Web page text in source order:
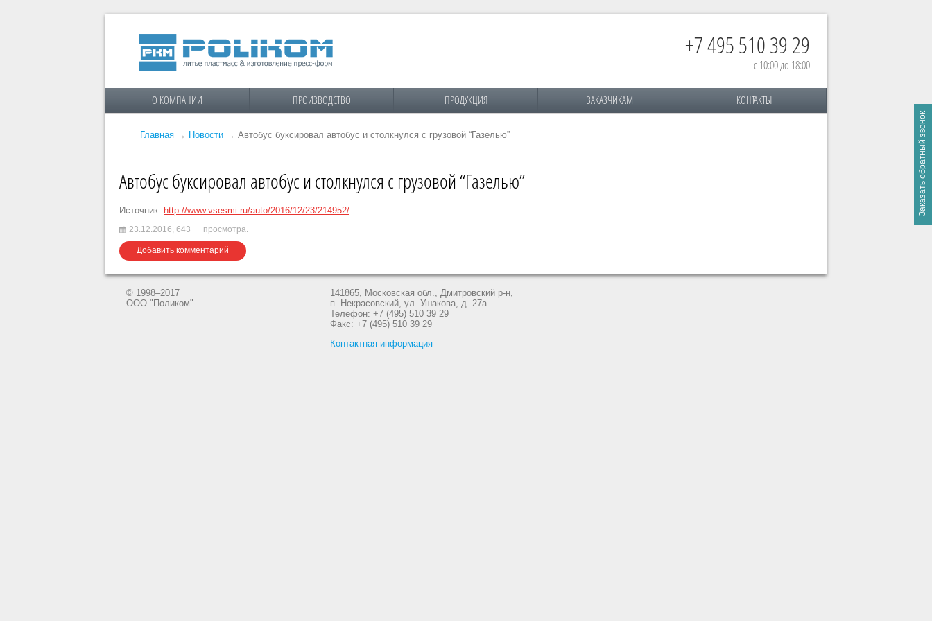
+7 495 510 39 29
с 10:00 до 18:00
О КОМПАНИИ ПРОИЗВОДСТВО ПРОДУКЦИЯ ЗАКАЗЧИКАМ КОНТАКТЫ
Главная → Новости → Автобус буксировал автобус и столкнулся с грузовой “Газелью”
Автобус буксировал автобус и столкнулся с грузовой “Газелью”
Источник: http://www.vsesmi.ru/auto/2016/12/23/214952/
23.12.2016, 643 просмотра.
Добавить комментарий
© 1998–2017
ООО "Поликом"
141865, Московская обл., Дмитровский р-н,
п. Некрасовский, ул. Ушакова, д. 27а
Телефон: +7 (495) 510 39 29
Факс: +7 (495) 510 39 29
Контактная информация